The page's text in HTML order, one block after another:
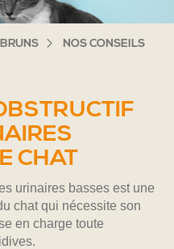
NOS CONSEILS
CHAT
urinaires basses est une
chat qui nécessite son
en charge toute